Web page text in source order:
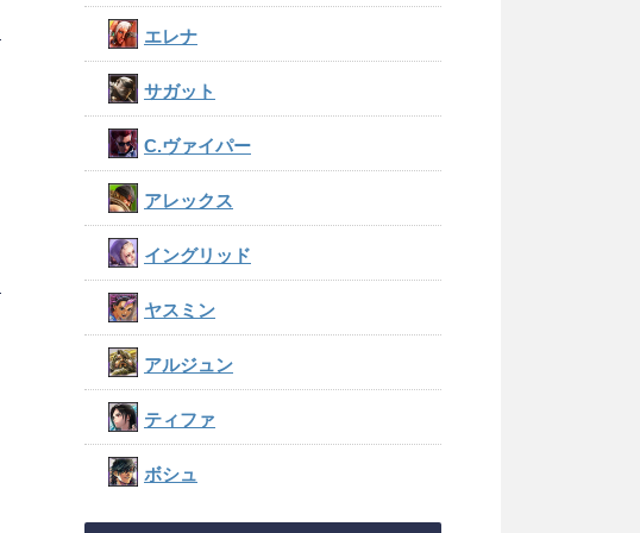
エレナ
サガット
C.ヴァイパー
アレックス
イングリッド
ヤスミン
アルジュン
ティファ
ボシュ